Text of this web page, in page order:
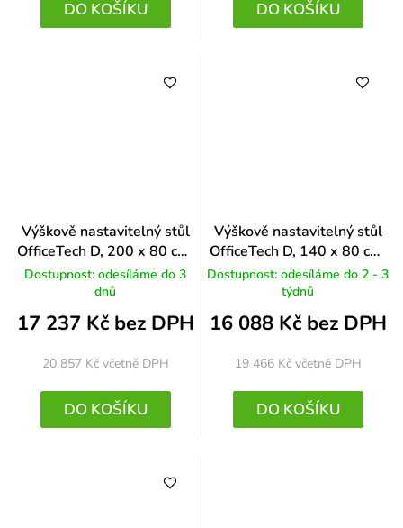
DO KOŠÍKU DO KOŠÍKU
Výškově nastavitelný stůl
OfficeTech D, 200 x 80 cm,
černá podnož, buk
Dostupnost: odesíláme do 3
dnů
17 237 Kč bez DPH
20 857 Kč včetně DPH
DO KOŠÍKU
Výškově nastavitelný stůl
OfficeTech D, 140 x 80 cm,
bílá podnož, bílá
Dostupnost: odesíláme do 2 - 3
týdnů
16 088 Kč bez DPH
19 466 Kč včetně DPH
DO KOŠÍKU